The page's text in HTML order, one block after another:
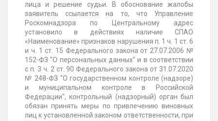
лица и решение судьи. В обоснование жалобы
заявитель ссылается на то, что Управление
Роскомнадзора по Центральному адрес
установило в действиях наличие СПАО
«Наименование» признаков нарушения п. 1 ч. 1 ст. 6
и ч. 1 ст. 15 Федерального закона от 27.07.2006 №
152-ФЗ "О персональных данных" и в соответствии
с п. 3 ч. 2 ст. 90 Федерального закона от 31.07.2020
№ 248-ФЗ "О государственном контроле (надзоре)
и муниципальном контроле в Российской
Федерации", контрольный (надзорный) орган был
обязан принять меры по привлечению виновных
лиц к установленной законом ответственности, при